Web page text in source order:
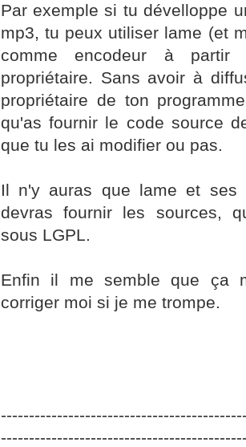
Par exemple si tu dévelloppe
mp3, tu peux utiliser lame (et
comme encodeur à partir
propriétaire. Sans avoir à
propriétaire de ton
qu'as fournir le code source
que tu les ai modifier ou pas.
Il n'y auras que lame et ses
devras fournir les sources,
sous LGPL.
Enfin il me semble que ça
corriger moi si je me trompe.